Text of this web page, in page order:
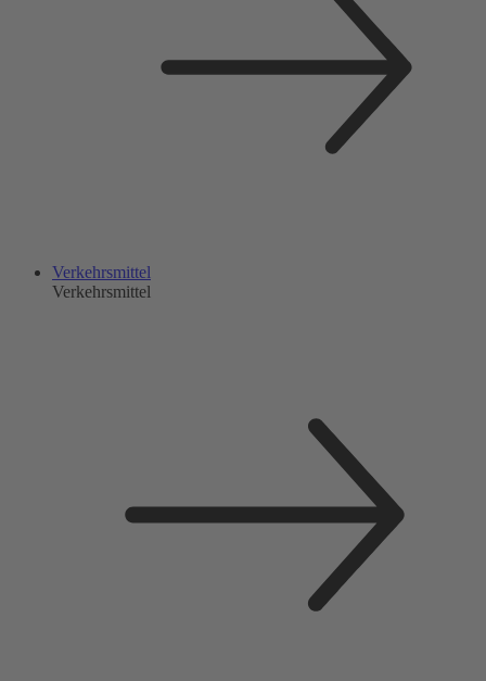
Verkehrsmittel
Verkehrsmittel